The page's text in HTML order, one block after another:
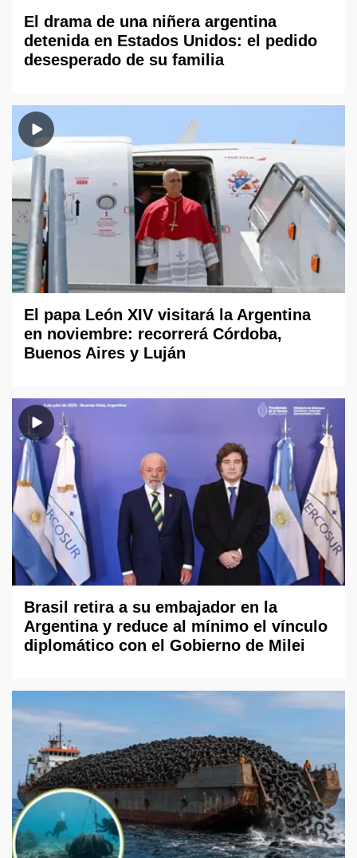
El drama de una niñera argentina
detenida en Estados Unidos: el pedido
desesperado de su familia
El papa León XIV visitará la Argentina
en noviembre: recorrerá Córdoba,
Buenos Aires y Luján
Brasil retira a su embajador en la
Argentina y reduce al mínimo el vínculo
diplomático con el Gobierno de Milei